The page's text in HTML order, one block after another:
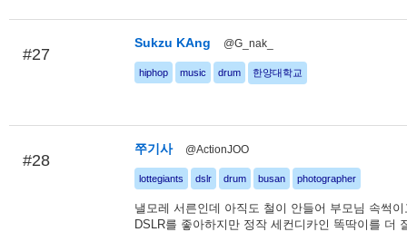
#27
Sukzu KAng @G_nak_
hiphop music drum 한양대학교
#28
쭈기사 @ActionJOO
lottegiants dslr drum busan photographer
낼모레 서른인데 아직도 철이 안들어 부모님 속썩
DSLR를 좋아하지만 정작 세컨디카인 똑딱이를 더